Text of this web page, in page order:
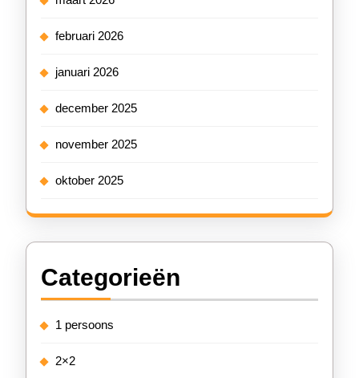
februari 2026
januari 2026
december 2025
november 2025
oktober 2025
Categorieën
1 persoons
2×2